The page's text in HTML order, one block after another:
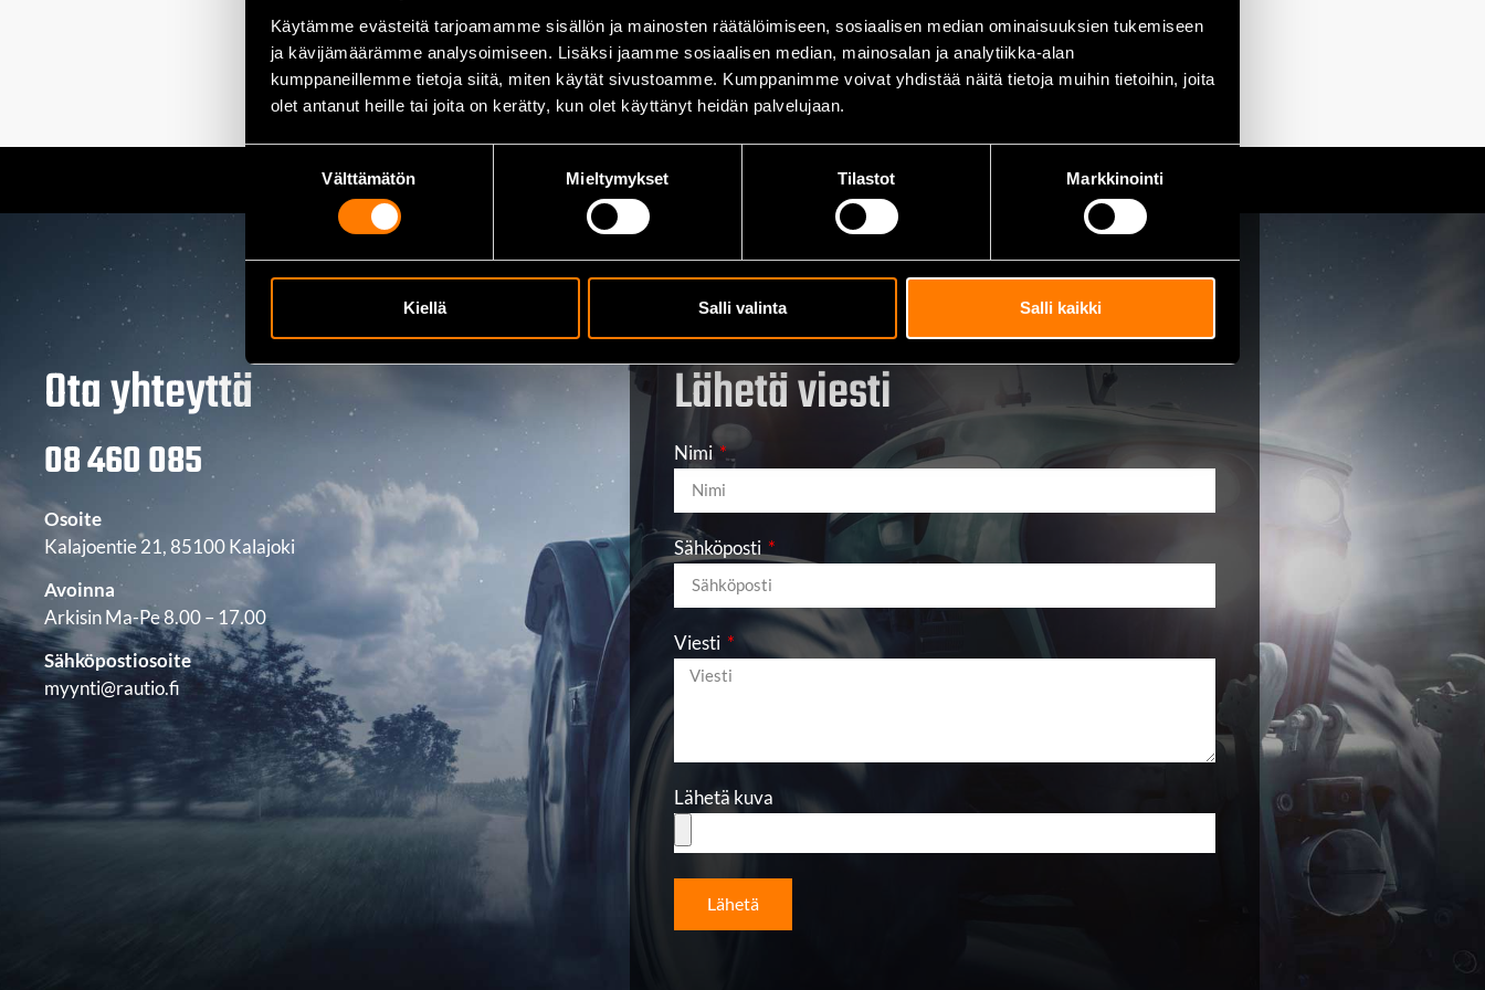
Käytämme evästeitä tarjoamamme sisällön ja mainosten räätälöimiseen, sosiaalisen median ominaisuuksien tukemiseen
ja kävijämäärämme analysoimiseen. Lisäksi jaamme sosiaalisen median, mainosalan ja analytiikka-alan
kumppaneillemme tietoja siitä, miten käytät sivustoamme. Kumppanimme voivat yhdistää näitä tietoja muihin tietoihin, joita
olet antanut heille tai joita on kerätty, kun olet käyttänyt heidän palvelujaan.
Välttämätön Mieltymykset Tilastot Markkinointi
Kiellä Salli valinta Salli kaikki
Lisää ostoskoriin Lisää ostoskoriin Lisää ostoskoriin
Ota yhteyttä
08 460 085
Osoite
Kalajoentie 21, 85100 Kalajoki
Avoinna
Arkisin Ma-Pe 8.00 – 17.00
Sähköpostiosoite
myynti@rautio.fi
Lähetä viesti
Nimi
Sähköposti
Viesti
Lähetä kuva
Lähetä